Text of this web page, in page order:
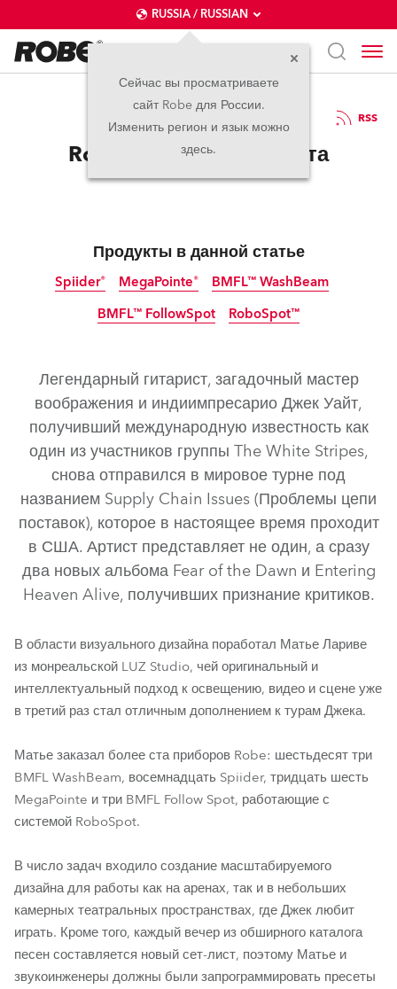
RUSSIA / RUSSIAN
Сейчас вы просматриваете
сайт Robe для России.
Изменить регион и язык можно
здесь.
12.08.2022 RSS
Robe в туре Джека Уайта
Продукты в данной статье
Spiider®
Spiider®
MegaPointe®
MegaPointe®
BMFL™ WashBeam
BMFL™ WashBeam
прекращено
BMFL™ FollowSpot RoboSpot™
Легендарный гитарист, загадочный мастер
воображения и индиимпресарио Джек Уайт,
получивший международную известность как
один из участников группы The White Stripes,
снова отправился в мировое турне под
названием Supply Chain Issues (Проблемы цепи
поставок), которое в настоящее время проходит
в США. Артист представляет не один, а сразу
два новых альбома Fear of the Dawn и Entering
Heaven Alive, получивших признание критиков.
В области визуального дизайна поработал Матье Лариве
из монреальской LUZ Studio, чей оригинальный и
интеллектуальный подход к освещению, видео и сцене уже
в третий раз стал отличным дополнением к турам Джека.
Матье заказал более ста приборов Robe: шестьдесят три
BMFL WashBeam, восемнадцать Spiider, тридцать шесть
MegaPointe и три BMFL Follow Spot, работающие с
системой RoboSpot.
В число задач входило создание масштабируемого
дизайна для работы как на аренах, так и в небольших
камерных театральных пространствах, где Джек любит
играть. Кроме того, каждый вечер из обширного каталога
песен составляется новый сет-лист, поэтому Матье и
звукоинженеры должны были запрограммировать пресеты